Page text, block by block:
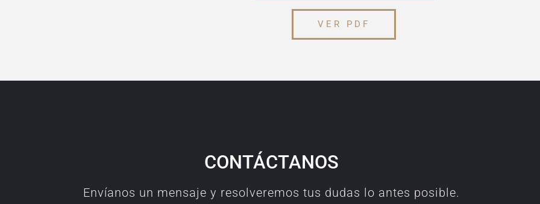
VER PDF
CONTÁCTANOS
Envíanos un mensaje y resolveremos tus dudas lo antes posible.